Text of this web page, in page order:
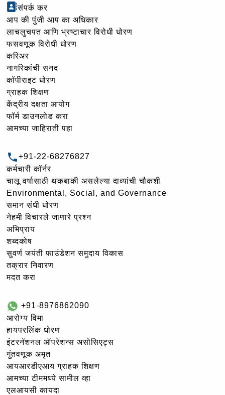
संपर्क कर
आप की पुंजी आप का अधिकार
लाचलुचपत आणि भ्रष्टाचार विरोधी धोरण
फसवणूक विरोधी धोरण
करिअर
नागरिकांची सनद
कॉपीराइट धोरण
ग्राहक शिक्षण
केंद्रीय दक्षता आयोग
फॉर्म डाउनलोड करा
आमच्या जाहिराती पहा
+91-22-68276827
कर्मचारी कॉर्नर
चालू वर्षासाठी थकबाकी असलेल्या दाव्यांची चौकशी
Environmental, Social, and Governance
समान संधी धोरण
नेहमी विचारले जाणारे प्रश्न
अभिप्राय
शब्दकोष
सुवर्ण जयंती फाउंडेशन समुदाय विकास
तक्रार निवारण
मदत करा
+91-8976862090
आरोग्य विमा
हायपरलिंक धोरण
इंटरनॅशनल ऑपरेशन्स असोसिएट्स
गुंतवणूक अमृत
आयआरडीएआय ग्राहक शिक्षण
आमच्या टीममध्ये सामील व्हा
एलआयसी कायदा